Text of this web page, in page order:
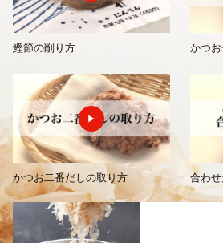
鰹節の削り方 かつ
かつお二番だしの取り方 合わ